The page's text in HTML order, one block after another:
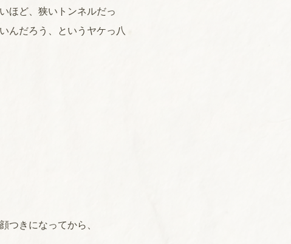
ほど、狭いトンネルだっ
んだろう、というヤケっ八
きになってから、